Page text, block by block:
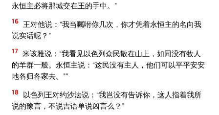
永恒主必将那城交在王的手中。”
16 王对他说：“我当嘱咐你几次，你才凭着永恒主的名向我
说实话呢？”
17 米该雅说：“我看见以色列众民散在山上，如同没有牧人
的羊群一般。永恒主说：“这民没有主人，他们可以平平安安
地各归各家去。””
18
以色列王对约沙法说：“我岂没有告诉你，这人指着我所
说的豫言，不说吉语单说凶言么？”